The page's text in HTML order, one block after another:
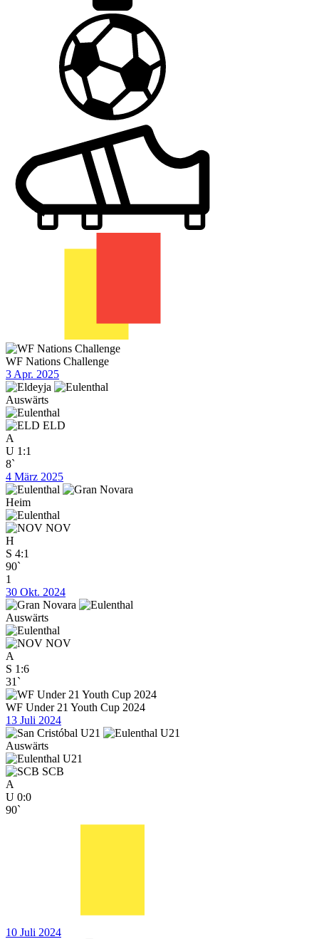
WF Nations Challenge
3 Apr. 2025
Auswärts
ELD
A
U 1:1
8`
4 März 2025
Heim
NOV
H
S 4:1
90`
1
30 Okt. 2024
Auswärts
NOV
A
S 1:6
31`
WF Under 21 Youth Cup 2024
13 Juli 2024
Auswärts
SCB
A
U 0:0
90`
10 Juli 2024